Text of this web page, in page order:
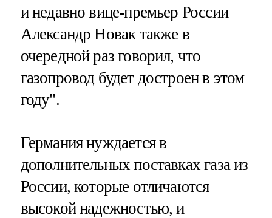
и недавно вице-премьер России
Александр Новак также в
очередной раз говорил, что
газопровод будет достроен в этом
году".
Германия нуждается в
дополнительных поставках газа из
России, которые отличаются
высокой надежностью, и